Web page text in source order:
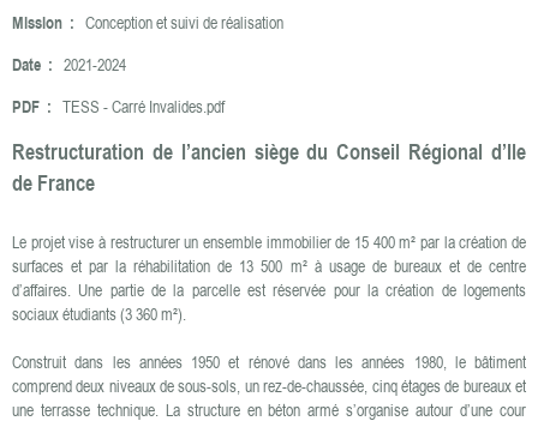
Mission : Conception et suivi de réalisation
Date : 2021-2024
PDF : TESS - Carré Invalides.pdf
Restructuration de l’ancien siège du Conseil Régional d’Ile
de France
Le projet vise à restructurer un ensemble immobilier de 15 400 m² par la création de
surfaces et par la réhabilitation de 13 500 m² à usage de bureaux et de centre
d’affaires. Une partie de la parcelle est réservée pour la création de logements
sociaux étudiants (3 360 m²).
Construit dans les années 1950 et rénové dans les années 1980, le bâtiment
comprend deux niveaux de sous-sols, un rez-de-chaussée, cinq étages de bureaux et
une terrasse technique. La structure en béton armé s’organise autour d’une cour